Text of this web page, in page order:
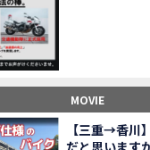
キー125」に5速トランスミッションを採用
ーパーカブ C125」に環境性能を向上さ
ントレポート】2021年 7月
」に受注期間限定のカラ
」「GB350 S」新型ロードスポーツモ
MOVIE
【三重→香川